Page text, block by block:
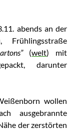
abends an der
Frühlingsstraße
(welt) mit
darunter
wollen
ausgebrannte
der zerstörten